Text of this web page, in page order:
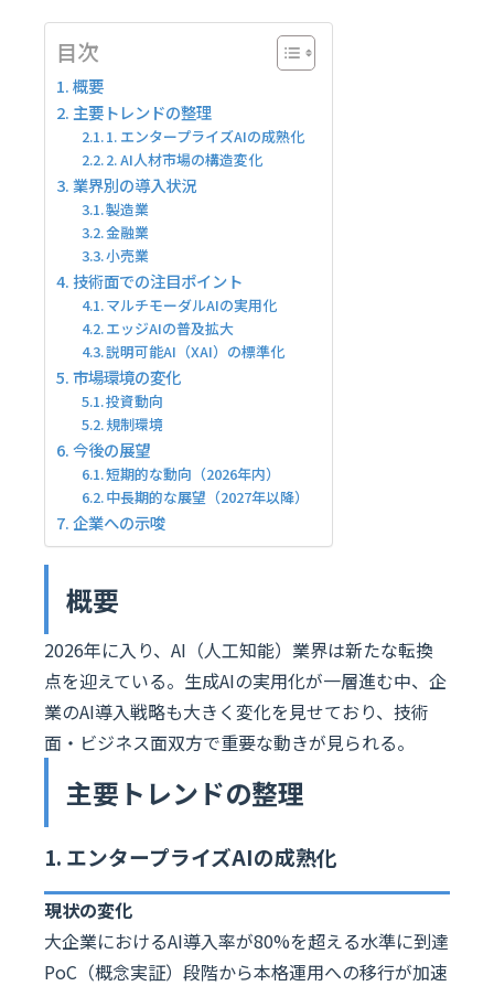
目次
概要
主要トレンドの整理
1. エンタープライズAIの成熟化
2. AI人材市場の構造変化
業界別の導入状況
製造業
金融業
小売業
技術面での注目ポイント
マルチモーダルAIの実用化
エッジAIの普及拡大
説明可能AI（XAI）の標準化
市場環境の変化
投資動向
規制環境
今後の展望
短期的な動向（2026年内）
中長期的な展望（2027年以降）
企業への示唆
概要
2026年に入り、AI（人工知能）業界は新たな転換
点を迎えている。生成AIの実用化が一層進む中、企
業のAI導入戦略も大きく変化を見せており、技術
面・ビジネス面双方で重要な動きが見られる。
主要トレンドの整理
1. エンタープライズAIの成熟化
現状の変化
大企業におけるAI導入率が80%を超える水準に到達
PoC（概念実証）段階から本格運用への移行が加速